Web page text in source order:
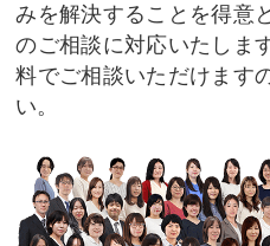
みを解決することを得意
のご相談に対応いたしま
料でご相談いただけます
い。